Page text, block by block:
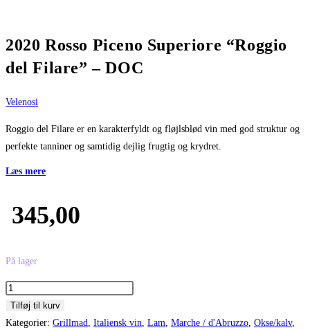
2020 Rosso Piceno Superiore “Roggio
del Filare” – DOC
Velenosi
Roggio del Filare er en karakterfyldt og fløjlsblød vin med god struktur og
perfekte tanniner og samtidig dejlig frugtig og krydret.
Læs mere
345,00
På lager
2020
Rosso
Piceno
Tilføj til kurv
Kategorier: Grillmad Italiensk vin Lam Marche / d'Abruzzo Okse/kalv,